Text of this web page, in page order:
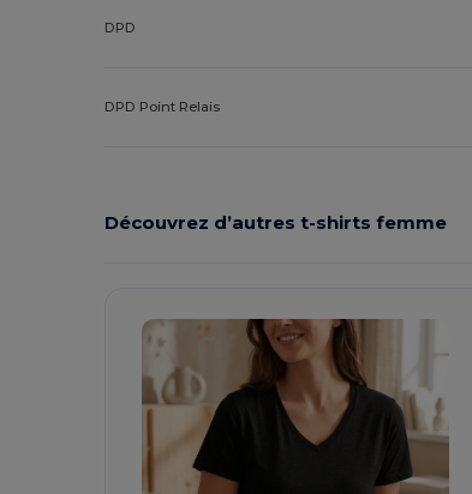
DPD
DPD Point Relais
Découvrez d’autres t-shirts femme
Personnalisez-